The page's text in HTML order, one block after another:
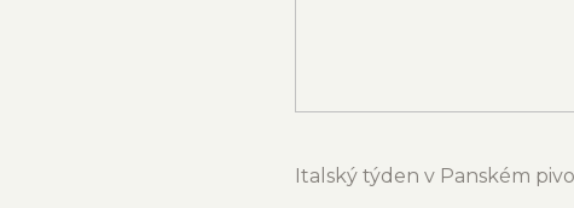
Italský týden v Panském